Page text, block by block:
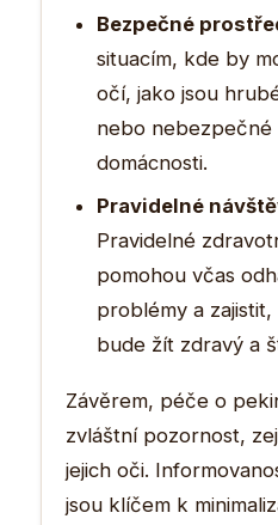
Bezpečné
situacím, kde by
očí, jako jsou
nebo nebezpečné
domácnosti.
Pravidelné
Pravidelné
pomohou včas
problémy a
bude žít zdravý a
Závěrem, péče o
zvláštní pozornost,
jejich oči.
jsou klíčem k